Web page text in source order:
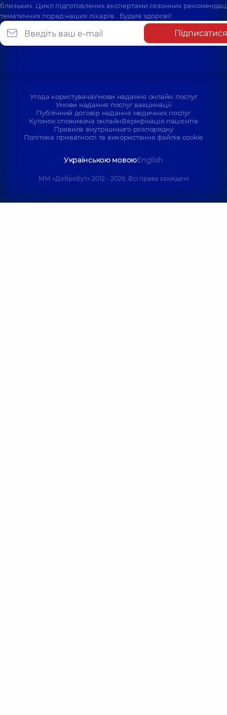
близьких. Цикл підготовлених експертами сезонних
тематичних порад наших лікарів… Будьте здорові!
Підписатися
Угода користувачаУмови надання онлайн послуг
Умови надання послуг вакцинації
Публічний договір надання медичних послуг
Куточок споживача онлайнВерифікація пацієнтів
Правила внутрішнього розпорядку
Політика приватності та використання файлів cookie
Українською мовоюEnglish
ММ «Добробут» 2012 - 2026. Всі права захищені